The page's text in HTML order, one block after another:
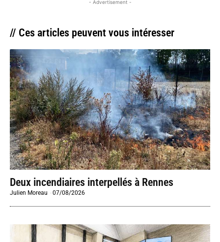
- Advertisement -
// Ces articles peuvent vous intéresser
Deux incendiaires interpellés à Rennes
Julien Moreau -07/08/2026